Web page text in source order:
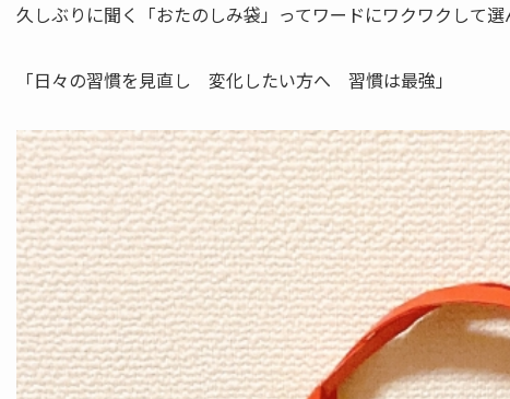
久しぶりに聞く「おたのしみ袋」ってワードにワクワクして
「日々の習慣を見直し 変化したい方へ 習慣は最強」